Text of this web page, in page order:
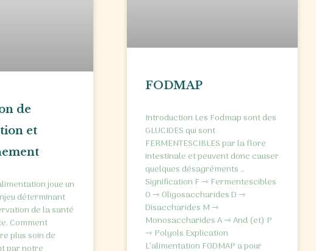
de
et
joue un
déterminant
de la santé
Comment
plus soin de
FODMAP
Introduction Les Fodmap sont des
GLUCIDES qui sont
FERMENTESCIBLES par la flore
intestinale et peuvent donc causer
quelques désagréments …
Signification F ⇾ Fermentescibles
O ⇾ Oligosaccharides D ⇾
Disaccharides M ⇾
Monosaccharides A ⇾ And (et) P
⇾ Polyols Explication
L’alimentation FODMAP a pour